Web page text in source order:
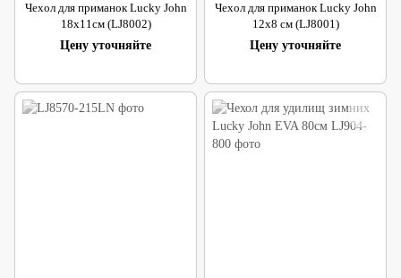
Чехол для приманок Lucky John
18х11см (LJ8002)
Цену уточняйте
Чехол для приманок Lucky John
12х8 см (LJ8001)
Цену уточняйте